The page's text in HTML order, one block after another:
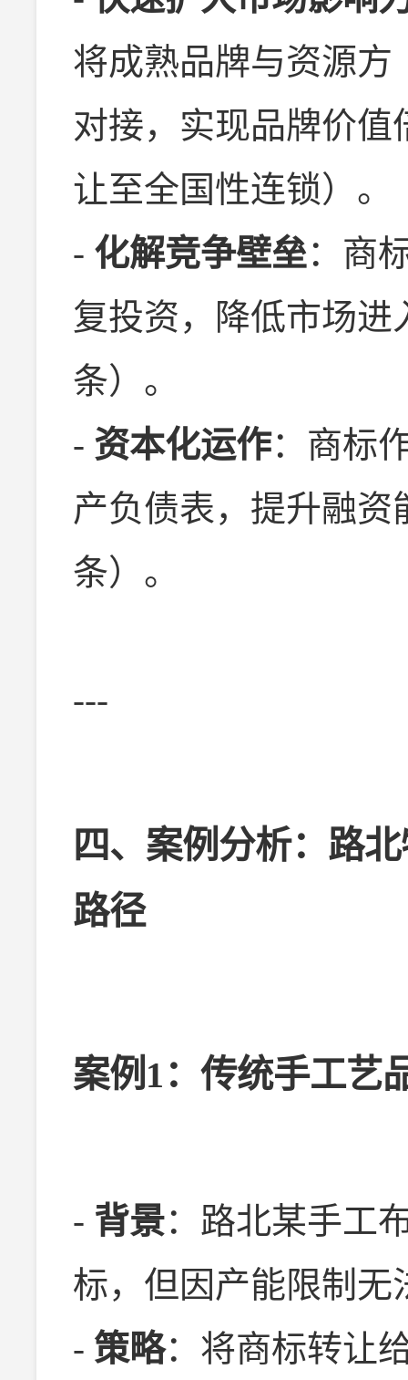
将成熟品牌与资源方
对接，实现品牌价值
让至全国性连锁）。
- 化解竞争壁垒：商
复投资，降低市场进
条）。
- 资本化运作：商标
产负债表，提升融资
条）。
---
四、案例分析：路
路径
案例1：传统手工艺
- 背景：路北某手工
标，但因产能限制无
- 策略：将商标转让